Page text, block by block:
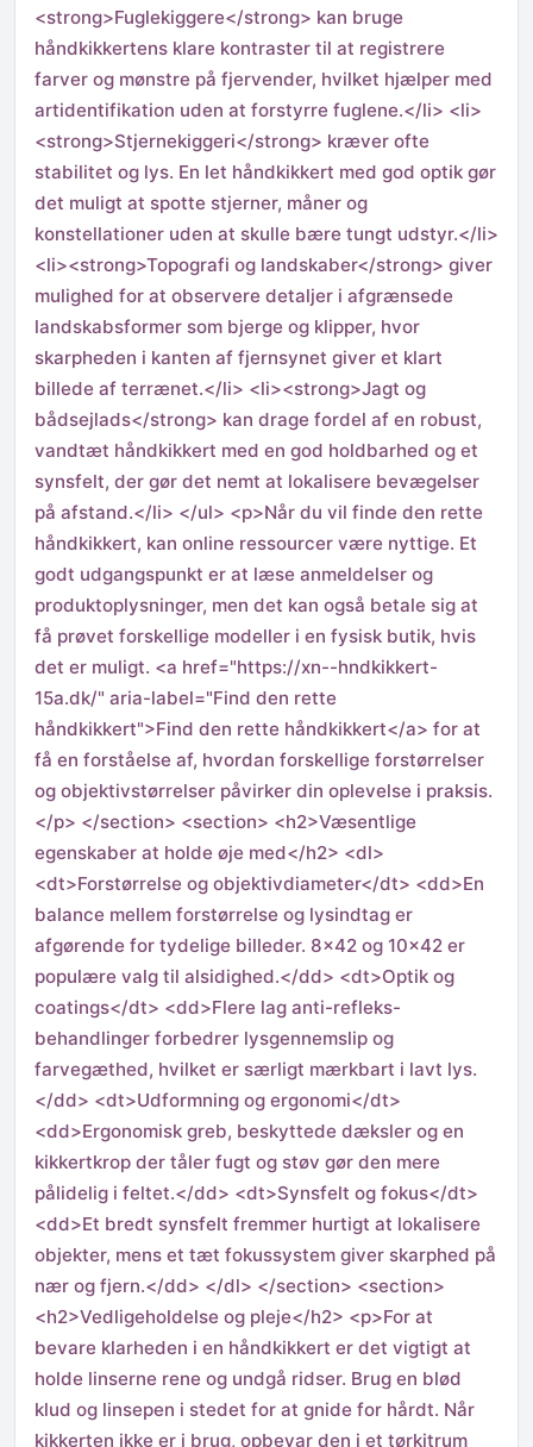
<strong>Fuglekiggere</strong> kan bruge
håndkikkertens klare kontraster til at registrere
farver og mønstre på fjervender, hvilket hjælper med
artidentifikation uden at forstyrre fuglene.</li> <li>
<strong>Stjernekiggeri</strong> kræver ofte
stabilitet og lys. En let håndkikkert med god optik gør
det muligt at spotte stjerner, måner og
konstellationer uden at skulle bære tungt udstyr.</li>
<li><strong>Topografi og landskaber</strong> giver
mulighed for at observere detaljer i afgrænsede
landskabsformer som bjerge og klipper, hvor
skarpheden i kanten af fjernsynet giver et klart
billede af terrænet.</li> <li><strong>Jagt og
bådsejlads</strong> kan drage fordel af en robust,
vandtæt håndkikkert med en god holdbarhed og et
synsfelt, der gør det nemt at lokalisere bevægelser
på afstand.</li> </ul> <p>Når du vil finde den rette
håndkikkert, kan online ressourcer være nyttige. Et
godt udgangspunkt er at læse anmeldelser og
produktoplysninger, men det kan også betale sig at
få prøvet forskellige modeller i en fysisk butik, hvis
det er muligt. <a href="https://xn--hndkikkert-
15a.dk/" aria-label="Find den rette
håndkikkert">Find den rette håndkikkert</a> for at
få en forståelse af, hvordan forskellige forstørrelser
og objektivstørrelser påvirker din oplevelse i praksis.
</p> </section> <section> <h2>Væsentlige
egenskaber at holde øje med</h2> <dl>
<dt>Forstørrelse og objektivdiameter</dt> <dd>En
balance mellem forstørrelse og lysindtag er
afgørende for tydelige billeder. 8×42 og 10×42 er
populære valg til alsidighed.</dd> <dt>Optik og
coatings</dt> <dd>Flere lag anti-refleks-
behandlinger forbedrer lysgennemslip og
farvegæthed, hvilket er særligt mærkbart i lavt lys.
</dd> <dt>Udformning og ergonomi</dt>
<dd>Ergonomisk greb, beskyttede dæksler og en
kikkertkrop der tåler fugt og støv gør den mere
pålidelig i feltet.</dd> <dt>Synsfelt og fokus</dt>
<dd>Et bredt synsfelt fremmer hurtigt at lokalisere
objekter, mens et tæt fokussystem giver skarphed på
nær og fjern.</dd> </dl> </section> <section>
<h2>Vedligeholdelse og pleje</h2> <p>For at
bevare klarheden i en håndkikkert er det vigtigt at
holde linserne rene og undgå ridser. Brug en blød
klud og linsepen i stedet for at gnide for hårdt. Når
kikkerten ikke er i brug, opbevar den i et tørkitrum